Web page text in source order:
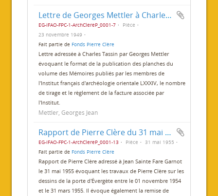
Lettre de Georges Mettler à Charles Tassin
EG-IFAO-FPC-1-ArchClereP_0001-7
Pièce
23 novembre 1949
Fait partie de Fonds Pierre Clère
Lettre adressée à Charles Tassin par Georges Mettler
évoquant le format de la publication des planches du
volume des Mémoires publiés par les membres de
l'Institut français d'archéologie orientale LXXXIV, le nombre
de tirage et le règlement de la facture associée par
l'Institut.
Mettler, Georges Jean
Rapport de Pierre Clère du 31 mai 1955
EG-IFAO-FPC-1-ArchClereP_0001-13 Pièce
31 mai 1955
Fait partie de Fonds Pierre Clère
Rapport de Pierre Clère adressé à Jean Sainte Fare Garnot
le 31 mai 1955 évoquant les travaux de Pierre Clère sur les
dessins de la porte d'Évergète entre le 01 novembre 1954
et le 31 mars 1955. Il évoque également la remise de